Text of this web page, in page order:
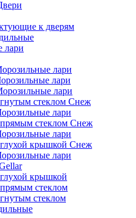
к дверям
лари
лари
лари
лари
стеклом Снеж
лари
стеклом Снеж
лари
крышкой Снеж
лари
крышкой
стеклом
стеклом